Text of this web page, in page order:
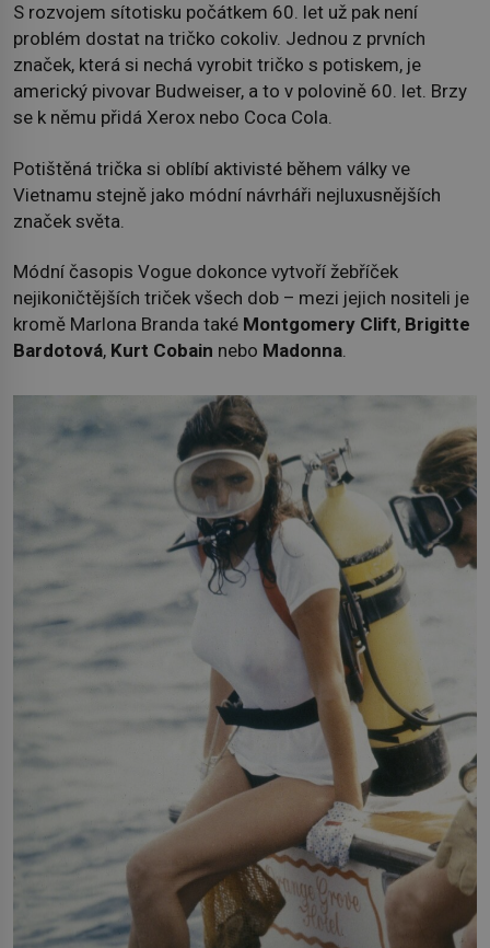
S rozvojem sítotisku počátkem 60. let už pak není
problém dostat na tričko cokoliv. Jednou z prvních
značek, která si nechá vyrobit tričko s potiskem, je
americký pivovar Budweiser, a to v polovině 60. let. Brzy
se k němu přidá Xerox nebo Coca Cola.
Potištěná trička si oblíbí aktivisté během války ve
Vietnamu stejně jako módní návrháři nejluxusnějších
značek světa.
Módní časopis Vogue dokonce vytvoří žebříček
nejikoničtějších triček všech dob – mezi jejich nositeli je
kromě Marlona Branda také Montgomery Clift, Brigitte
Bardotová, Kurt Cobain nebo Madonna.